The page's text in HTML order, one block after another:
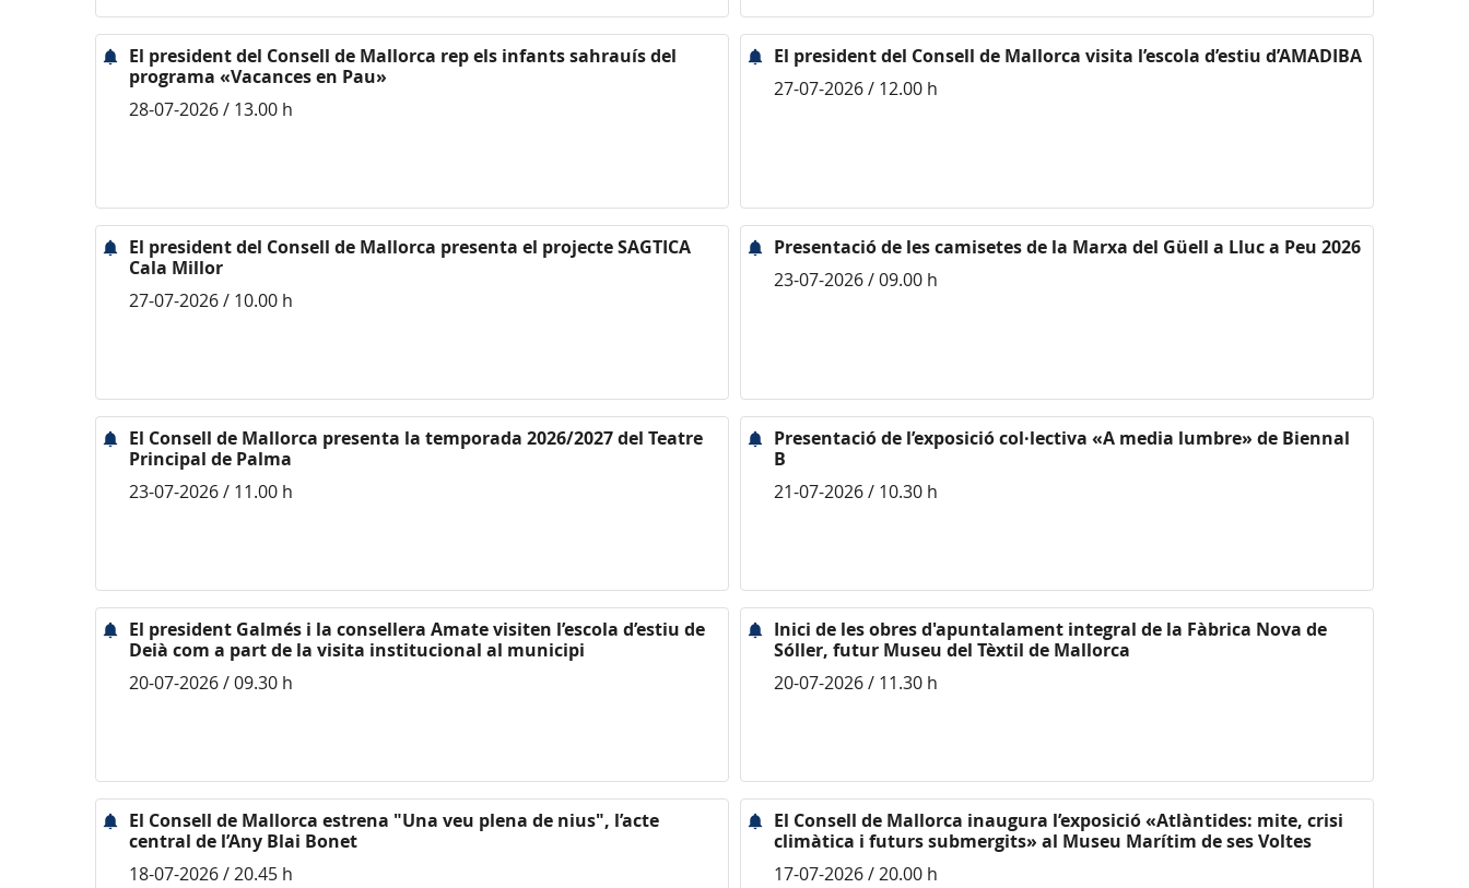
El president del Consell de Mallorca rep els infants sahrauís del
programa «Vacances en Pau»
28-07-2026 / 13.00 h
El president del Consell de Mallorca visita l’escola d’estiu d’AMADIBA
27-07-2026 / 12.00 h
El president del Consell de Mallorca presenta el projecte SAGTICA
Cala Millor
27-07-2026 / 10.00 h
Presentació de les camisetes de la Marxa del Güell a Lluc a Peu 2026
23-07-2026 / 09.00 h
El Consell de Mallorca presenta la temporada 2026/2027 del Teatre
Principal de Palma
23-07-2026 / 11.00 h
Presentació de l’exposició col·lectiva «A media lumbre» de Biennal
B
21-07-2026 / 10.30 h
El president Galmés i la consellera Amate visiten l’escola d’estiu de
Deià com a part de la visita institucional al municipi
20-07-2026 / 09.30 h
Inici de les obres d'apuntalament integral de la Fàbrica Nova de
Sóller, futur Museu del Tèxtil de Mallorca
20-07-2026 / 11.30 h
El Consell de Mallorca estrena "Una veu plena de nius", l’acte
central de l’Any Blai Bonet
18-07-2026 / 20.45 h
El Consell de Mallorca inaugura l’exposició «Atlàntides: mite, crisi
climàtica i futurs submergits» al Museu Marítim de ses Voltes
17-07-2026 / 20.00 h